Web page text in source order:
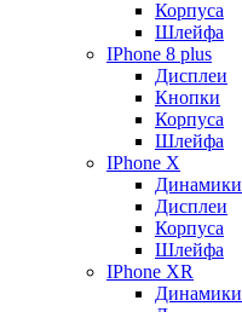
Корпуса
Шлейфа
IPhone 8 plus
Дисплеи
Кнопки
Корпуса
Шлейфа
IPhone X
Динамики
Дисплеи
Корпуса
Шлейфа
IPhone XR
Динамики